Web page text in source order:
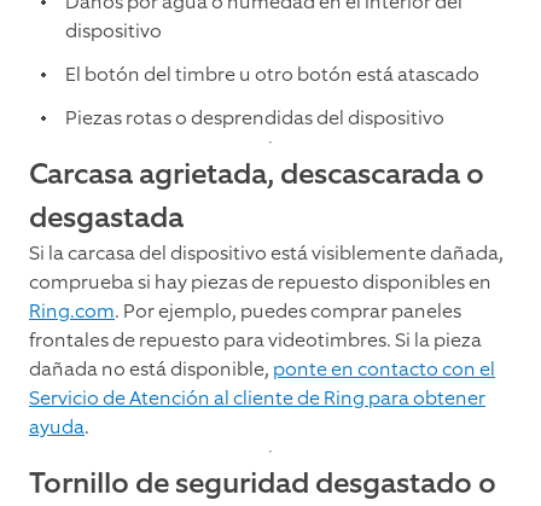
dispositivo
El botón del timbre u otro botón está atascado
Piezas rotas o desprendidas del dispositivo
Carcasa agrietada, descascarada o
desgastada
Si la carcasa del dispositivo está visiblemente dañada,
comprueba si hay piezas de repuesto disponibles en
Ring.com. Por ejemplo, puedes comprar paneles
frontales de repuesto para videotimbres. Si la pieza
dañada no está disponible, ponte en contacto con el
Servicio de Atención al cliente de Ring para obtener
ayuda.
Tornillo de seguridad desgastado o